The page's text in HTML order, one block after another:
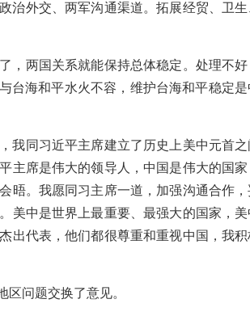
外交、两军沟通渠道。拓展经贸、卫生
，两国关系就能保持总体稳定。处理不
台海和平水火不容，维护台海和平稳定
我同习近平主席建立了历史上美中元首之
主席是伟大的领导人，中国是伟大的国
晤。我愿同习主席一道，加强沟通合作
美中是世界上最重要、最强大的国家，
出代表，他们都很尊重和重视中国，我
问题交换了意见。